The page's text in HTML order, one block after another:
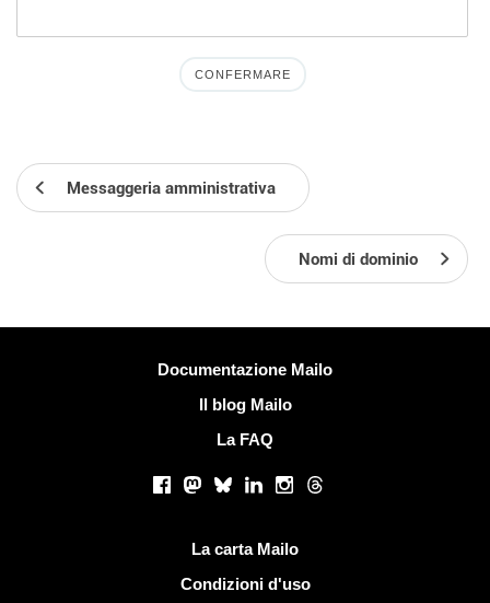
Messaggeria amministrativa
Nomi di dominio
Documentazione Mailo
Il blog Mailo
La FAQ
Facebook
Mastodon
BlueskyLinkedInInstagram
Threads
La carta Mailo
Condizioni d'uso